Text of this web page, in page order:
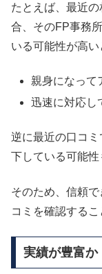
たとえば、最近
合、そのFP事務
いる可能性が高い
親身になって
迅速に対応し
逆に最近の口コ
下している可能
そのため、信頼
コミを確認するこ
実績が豊富か